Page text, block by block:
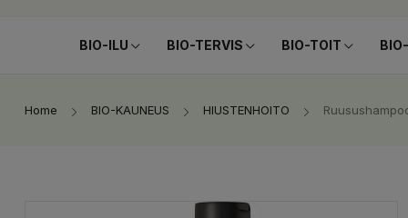
BIO-ILU BIO-TERVIS BIO-TOIT
Home BIO-KAUNEUS HIUSTENHOITO